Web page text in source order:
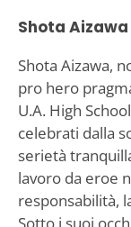
Shota Aizawa
Shota Aizawa,
pro hero
U.A. High
celebrati dalla
serietà
lavoro da eroe
responsabilità,
Sotto i suoi